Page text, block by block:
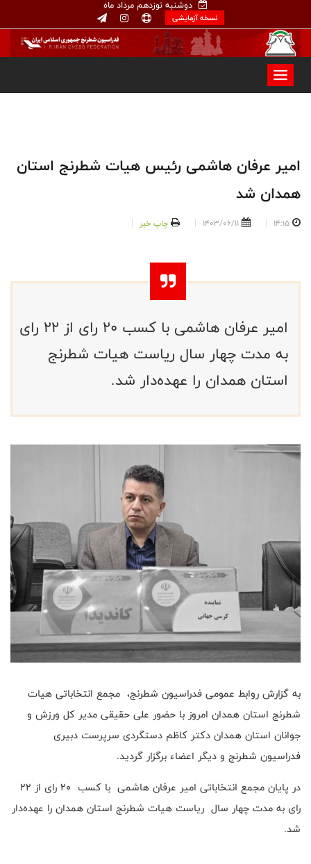
دوشنبه نوزدهم مرداد ماه
نسخه آزمایشی
امیر عرفان هاشمی رئیس هیات شطرنج استان
همدان شد
14:15
1403/06/11 چاپ خبر
امیر عرفان هاشمی با کسب ۲۰ رای از ۲۲ رای
به مدت چهار سال ریاست هیات شطرنج
استان همدان را عهده‌دار شد.
به گزارش روابط عمومی فدراسیون شطرنج، مجمع انتخاباتی هیات
شطرنج استان همدان امروز با حضور علی حقیقی مدیر کل ورزش و
جوانان استان همدان دکتر کاظم دستگردی سرپرست دبیری
فدراسیون شطرنج و دیگر اعضاء برگزار گردید.
در پایان مجمع انتخاباتی امیر عرفان هاشمی با کسب ۲۰ رای از ۲۲
رای به مدت چهار سال ریاست هیات شطرنج استان همدان را عهده‌دار
شد.